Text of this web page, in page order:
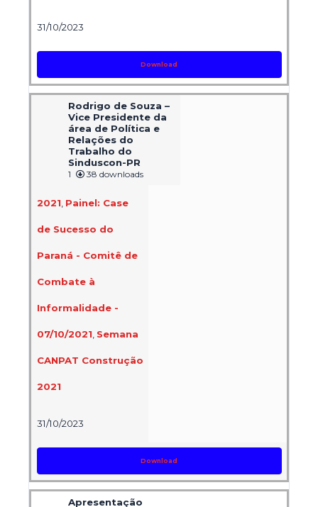
31/10/2023
Download
Rodrigo de Souza –
Vice Presidente da
área de Política e
Relações do
Trabalho do
Sinduscon-PR
1 38 downloads
2021 Painel: Case
de Sucesso do
Paraná - Comitê de
Combate à
Informalidade -
07/10/2021 Semana
CANPAT Construção
2021
31/10/2023
Download
Apresentação